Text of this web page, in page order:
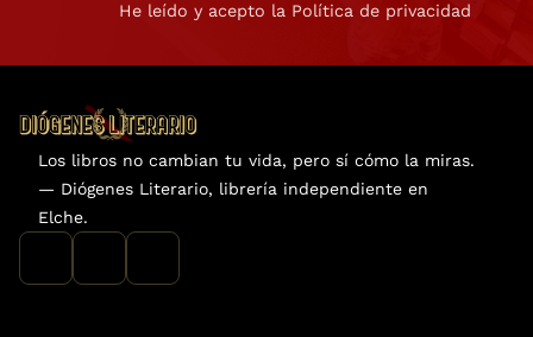
He leído y acepto la Política de privacidad
Los libros no cambian tu vida, pero sí cómo la miras.
— Diógenes Literario, librería independiente en
Elche.